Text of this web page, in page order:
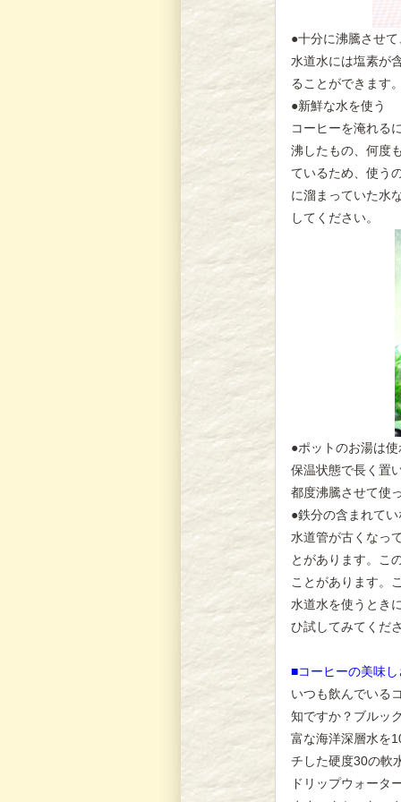
●十分に沸騰させ
水道水には塩素が
ることができます
●新鮮な水を使う
コーヒーを淹れる
沸したもの、何度
ているため、使う
に溜まっていた水
してください。
●ポットのお湯は
保温状態で長く置
都度沸騰させて使
●鉄分の含まれて
水道管が古くなっ
とがあります。こ
ことがあります。
水道水を使うとき
ひ試してみてくだ
■コーヒーの美味
いつも飲んでいる
知ですか？ブルッ
富な海洋深層水を
チした硬度30の軟
ドリップウォータ